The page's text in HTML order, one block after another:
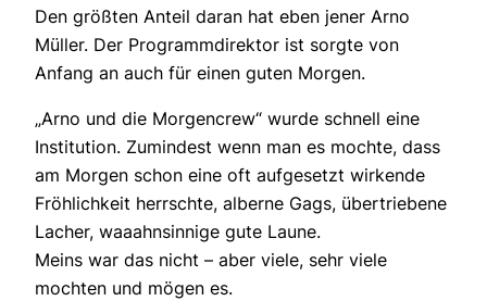
Den größten Anteil daran hat eben jener Arno
Müller. Der Programmdirektor ist sorgte von
Anfang an auch für einen guten Morgen.
„Arno und die Morgencrew“ wurde schnell eine
Institution. Zumindest wenn man es mochte, dass
am Morgen schon eine oft aufgesetzt wirkende
Fröhlichkeit herrschte, alberne Gags, übertriebene
Lacher, waaahnsinnige gute Laune.
Meins war das nicht – aber viele, sehr viele
mochten und mögen es.